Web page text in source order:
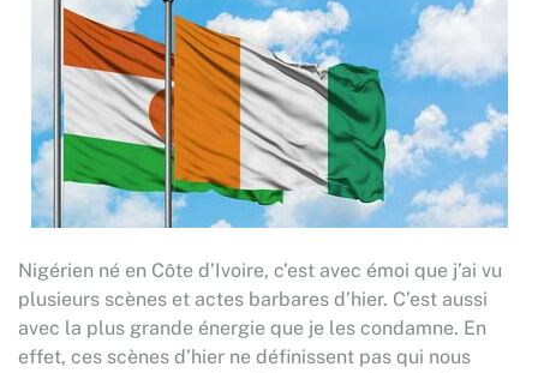
Nigérien né en Côte d’Ivoire, c’est avec émoi que j’ai vu
plusieurs scènes et actes barbares d’hier. C’est aussi
avec la plus grande énergie que je les condamne. En
effet, ces scènes d’hier ne définissent pas qui nous